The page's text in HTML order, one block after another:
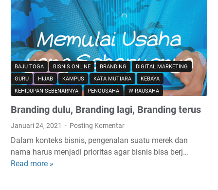
t
i
n
g
I
s
J
u
s
t
P
h
a
BAJU TOGA BISNIS ONLINE BRANDING
DIGITAL MARKETING
GURU
HIJAB KAMPUS KATA MUTIARA
KEBAYA
KEHIDUPAN SEBENARNYA
PENGUSAHA WIRAUSAHA
Branding dulu, Branding lagi, Branding terus
Januari 24, 2021 Posting Komentar
Dalam konteks bisnis, pengenalan suatu merek dan
nama harus menjadi prioritas agar bisnis bisa berj…
Read more »